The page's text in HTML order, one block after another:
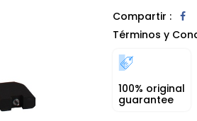
Compartir :
Términos y
100% original
guarantee